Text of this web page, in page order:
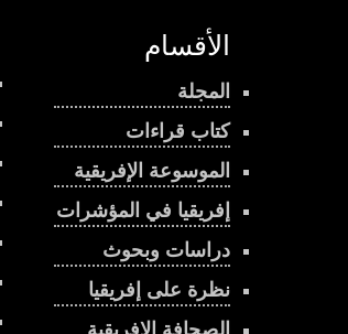
الأقسام
المجلة
كتاب قراءات
الموسوعة الإفريقية
إفريقيا في المؤشرات
دراسات وبحوث
نظرة على إفريقيا
الصحافة الإفريقية